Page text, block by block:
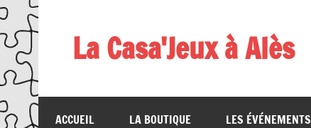
Skip
to
content
La Casa'Jeux à Alès
ACCUEIL LA BOUTIQUE LES ÉVÉNEMENTS